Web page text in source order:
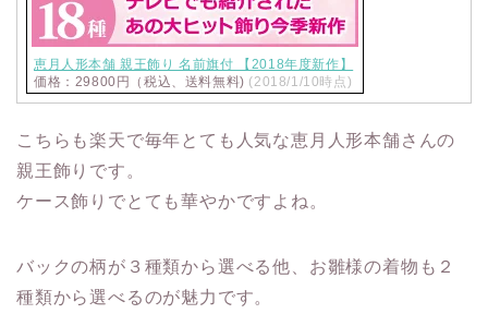
恵月人形本舗 親王飾り 名前旗付 【2018年度新作】
価格：29800円（税込、送料無料) (2018/1/10時点)
こちらも楽天で毎年とても人気な恵月人形本舗さんの
親王飾りです。
ケース飾りでとても華やかですよね。
バックの柄が３種類から選べる他、 お雛様の着物も２
種類から選べるのが魅力です。